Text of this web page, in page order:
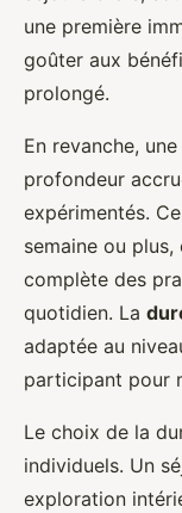
une première
goûter aux
prolongé.
En revanche, une
profondeur
expérimentés.
semaine ou
complète des
quotidien. La
adaptée au
participant pour
Le choix de la
individuels. Un
exploration